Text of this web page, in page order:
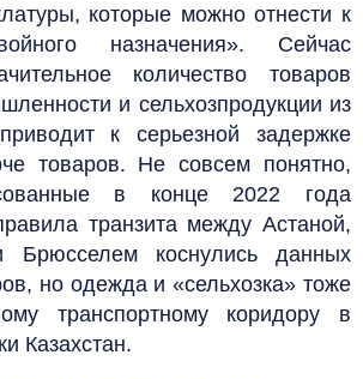
которые можно отнести к
назначения». Сейчас
количество товаров
и сельхозпродукции из
к серьезной задержке
товаров. Не совсем понятно,
в конце 2022 года
транзита между Астаной,
Брюсселем коснулись данных
но одежда и «сельхозка» тоже
транспортному коридору в
Казахстан.